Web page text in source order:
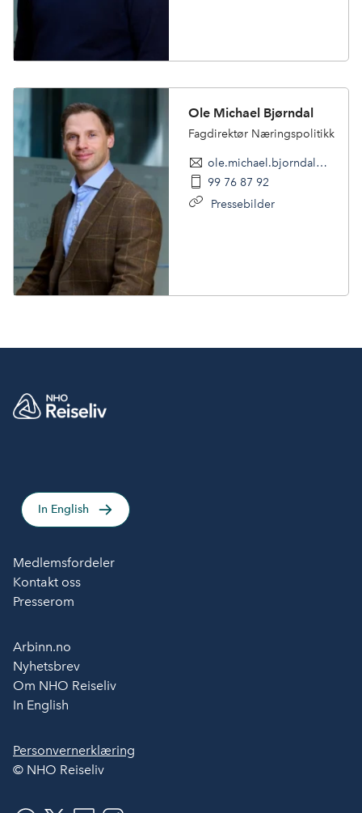
Ole Michael Bjørndal
Fagdirektør Næringspolitikk
ole.michael.bjorndal@nhoreiseliv.no
99 76 87 92
Pressebilder
In English
Medlemsfordeler
Kontakt oss
Presserom
Arbinn.no
Nyhetsbrev
Om NHO Reiseliv
In English
Personvernerklæring
© NHO Reiseliv